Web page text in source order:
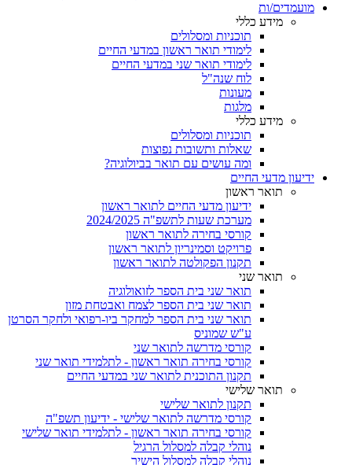
מועמדים/ות
מידע כללי
תוכניות ומסלולים
לימודי תואר ראשון במדעי החיים
לימודי תואר שני במדעי החיים
לוח שנה"ל
מעונות
מלגות
מידע כללי
תוכניות ומסלולים
שאלות ותשובות נפוצות
ומה עושים עם תואר בביולוגיה?
ידיעון מדעי החיים
תואר ראשון
ידיעון מדעי החיים לתואר ראשון
מערכת שעות לתשפ"ה 2024/2025
קורסי בחירה לתואר ראשון
פרויקט וסמינריון לתואר ראשון
תקנון הפקולטה לתואר ראשון
תואר שני
תואר שני בית הספר לזואולוגיה
תואר שני בית הספר לצמח ואבטחת מזון
תואר שני בית הספר למחקר ביו-רפואי ולחקר הסרטן
ע"ש שמוניס
קורסי מדרשה לתואר שני
קורסי בחירה תואר ראשון - לתלמידי תואר שני
תקנון התוכנית לתואר שני במדעי החיים
תואר שלישי
תקנון לתואר שלישי
קורסי מדרשה לתואר שלישי - ידיעון תשפ"ה
קורסי בחירה תואר ראשון - לתלמידי תואר שלישי
נוהלי קבלה למסלול הרגיל
נוהלי קבלה למסלול הישיר